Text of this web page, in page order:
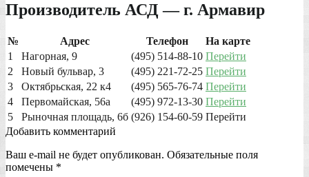
Производитель АСД — г. Армавир
№ Адрес Телефон
На карте
1
Нагорная, 9 (495) 514-88-10 Перейти
2
Новый бульвар, 3 (495) 221-72-25 Перейти
3
Октябрьская, 22 к4 (495) 565-76-74 Перейти
4
Первомайская, 56а (495) 972-13-30 Перейти
5
Рыночная площадь, 6б (926) 154-60-59 Перейти
Добавить комментарий
Ваш e-mail не будет опубликован. Обязательные поля
помечены *